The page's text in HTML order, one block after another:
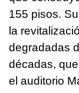
155 pisos.
la
degradadas
décadas,
el auditorio